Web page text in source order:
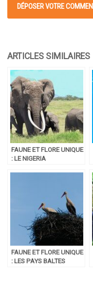
FAUNE ET FLORE UNIQUE
: LE NIGERIA
FAUNE ET FLORE UNIQUE
: LES PAYS BALTES